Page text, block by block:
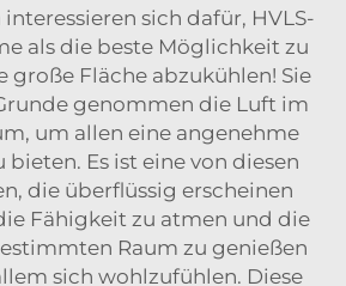
sich dafür, HVLS-
als die beste Möglichkeit zu
große Fläche abzukühlen! Sie
genommen die Luft im
um allen eine angenehme
bieten. Es ist eine von diesen
die überflüssig erscheinen
Fähigkeit zu atmen und die
Raum zu genießen
sich wohlzufühlen. Diese